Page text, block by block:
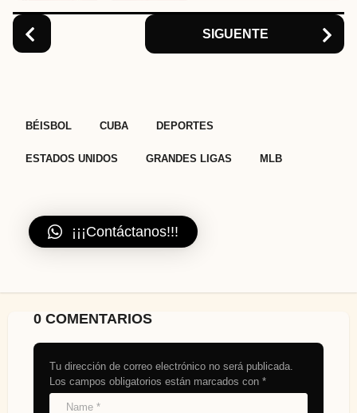
n
SIGUENTE
BÉISBOL CUBA DEPORTES
ESTADOS UNIDOS GRANDES LIGAS MLB
¡¡¡Contáctanos!!!
0 COMENTARIOS
Tu dirección de correo electrónico no será publicada.
Los campos obligatorios están marcados con *